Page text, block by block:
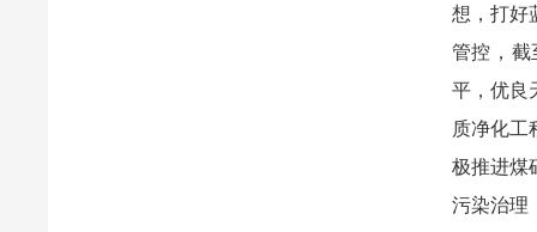
想，打好
管控，截
平，优良
质净化工
极推进煤
污染治理